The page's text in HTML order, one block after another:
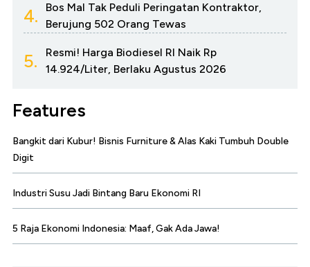
4.
Bos Mal Tak Peduli Peringatan Kontraktor,
Berujung 502 Orang Tewas
5.
Resmi! Harga Biodiesel RI Naik Rp
14.924/Liter, Berlaku Agustus 2026
Features
Bangkit dari Kubur! Bisnis Furniture & Alas Kaki Tumbuh Double
Digit
Industri Susu Jadi Bintang Baru Ekonomi RI
5 Raja Ekonomi Indonesia: Maaf, Gak Ada Jawa!